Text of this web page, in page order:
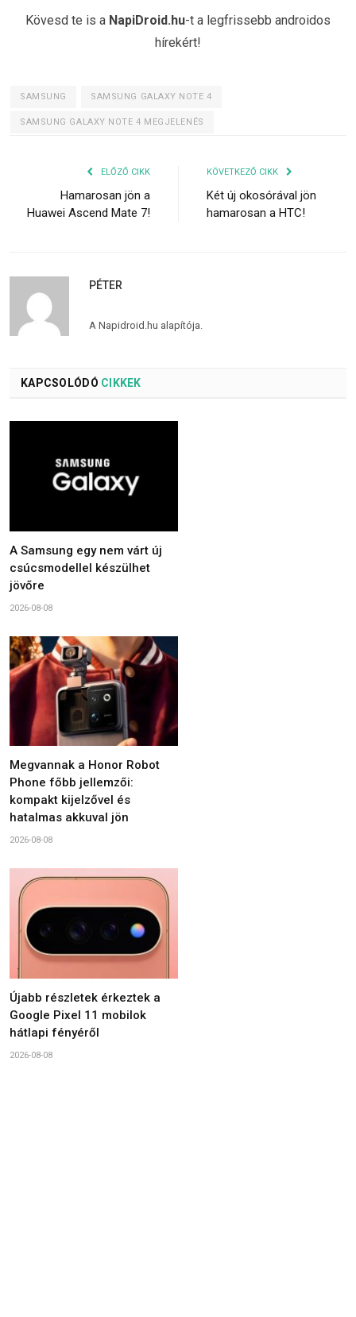
Kövesd te is a NapiDroid.hu-t a legfrissebb androidos
hírekért!
SAMSUNG SAMSUNG GALAXY NOTE 4
SAMSUNG GALAXY NOTE 4 MEGJELENÉS
ELŐZŐ CIKK
Hamarosan jön a
Huawei Ascend Mate 7!
KÖVETKEZŐ CIKK
Két új okosórával jön
hamarosan a HTC!
PÉTER
A Napidroid.hu alapítója.
KAPCSOLÓDÓ CIKKEK
A Samsung egy nem várt új
csúcsmodellel készülhet
jövőre
2026-08-08
Megvannak a Honor Robot
Phone főbb jellemzői:
kompakt kijelzővel és
hatalmas akkuval jön
2026-08-08
Újabb részletek érkeztek a
Google Pixel 11 mobilok
hátlapi fényéről
2026-08-08